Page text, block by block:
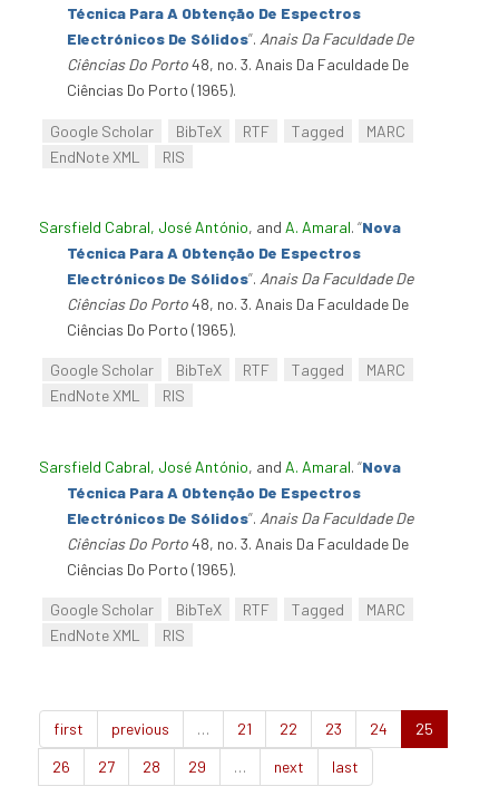
Técnica Para A Obtenção De Espectros
Electrónicos De Sólidos”. Anais Da Faculdade De
Ciências Do Porto48, no. 3. Anais Da Faculdade De
Ciências Do Porto (1965).
Google Scholar BibTeX RTF Tagged
MARC
EndNote XML
RIS
Sarsfield Cabral, José António, and A. Amaral. “Nova
Técnica Para A Obtenção De Espectros
Electrónicos De Sólidos”. Anais Da Faculdade De
Ciências Do Porto48, no. 3. Anais Da Faculdade De
Ciências Do Porto (1965).
Google Scholar BibTeX RTF Tagged
MARC
EndNote XML
RIS
Sarsfield Cabral, José António, and A. Amaral. “Nova
Técnica Para A Obtenção De Espectros
Electrónicos De Sólidos”. Anais Da Faculdade De
Ciências Do Porto48, no. 3. Anais Da Faculdade De
Ciências Do Porto (1965).
Google Scholar BibTeX RTF Tagged
MARC
EndNote XML
RIS
first previous … 21 22 23 24
25
26
27 28 29 … next last